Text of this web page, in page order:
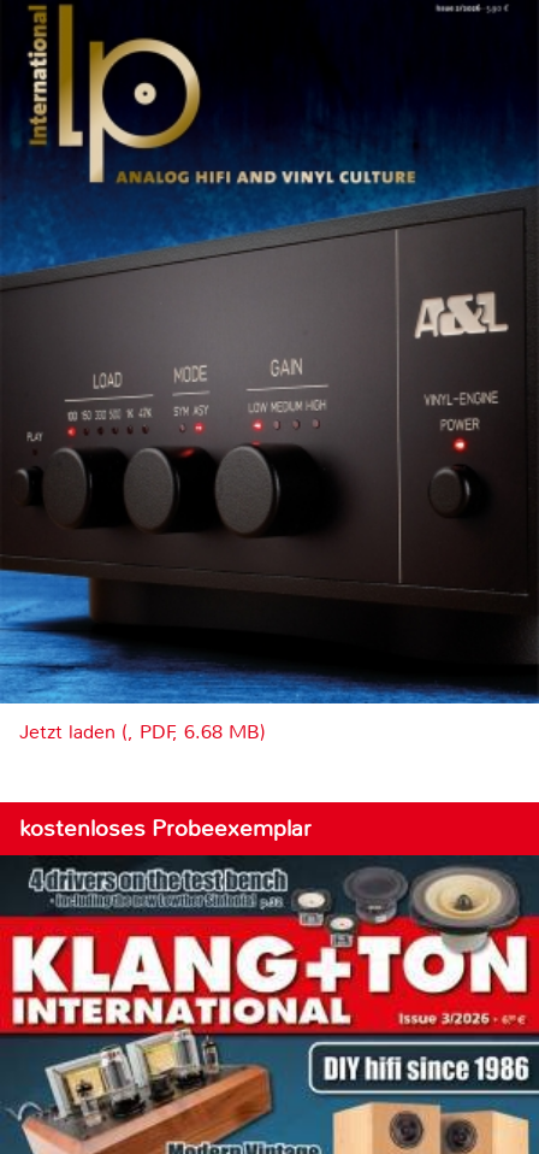
Jetzt laden (, PDF, 6.68 MB)
kostenloses Probeexemplar